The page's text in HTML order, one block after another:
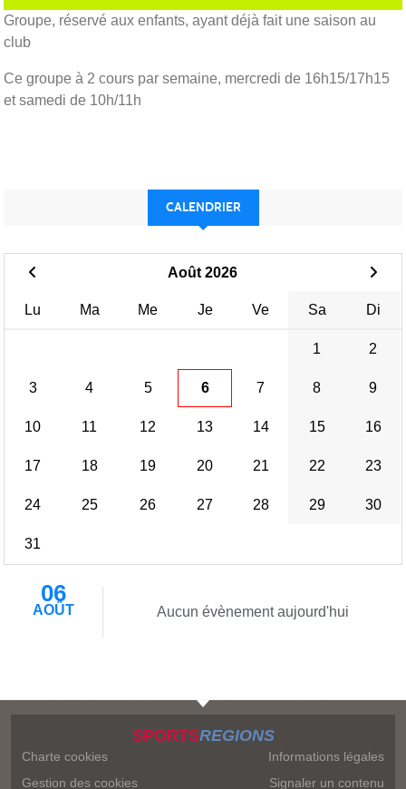
Groupe, réservé aux enfants, ayant déjà fait une saison au
club
Ce groupe à 2 cours par semaine, mercredi de 16h15/17h15
et samedi de 10h/11h
CALENDRIER
Août 2026
Lu Ma Me Je Ve Sa Di
1 2
3 4 5 6 7 8 9
10 11 12 13 14 15 16
17 18 19 20 21 22 23
24 25 26 27 28 29 30
31
06
AOÛT Aucun évènement aujourd'hui
SPORTSREGIONS
Charte cookies
Gestion des cookies
Informations légales
Signaler un contenu